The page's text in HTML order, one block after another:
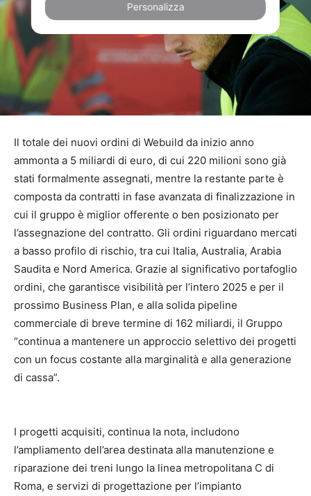
Il totale dei nuovi ordini di Webuild da inizio anno
ammonta a 5 miliardi di euro, di cui 220 milioni sono già
stati formalmente assegnati, mentre la restante parte è
composta da contratti in fase avanzata di finalizzazione in
cui il gruppo è miglior offerente o ben posizionato per
l’assegnazione del contratto. Gli ordini riguardano mercati
a basso profilo di rischio, tra cui Italia, Australia, Arabia
Saudita e Nord America. Grazie al significativo portafoglio
ordini, che garantisce visibilità per l’intero 2025 e per il
prossimo Business Plan, e alla solida pipeline
commerciale di breve termine di 162 miliardi, il Gruppo
“continua a mantenere un approccio selettivo dei progetti
con un focus costante alla marginalità e alla generazione
di cassa”.
I progetti acquisiti, continua la nota, includono
l’ampliamento dell’area destinata alla manutenzione e
riparazione dei treni lungo la linea metropolitana C di
Roma, e servizi di progettazione per l’impianto
Personalizza